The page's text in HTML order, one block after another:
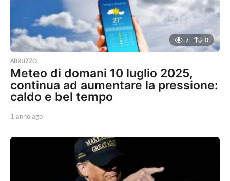
7 0
ABRUZZO
Meteo di domani 10 luglio 2025,
continua ad aumentare la pressione:
caldo e bel tempo
1 anno ago
n